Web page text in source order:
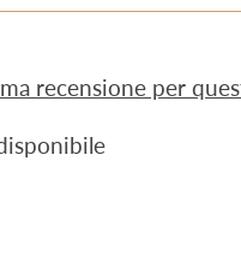
recensione per